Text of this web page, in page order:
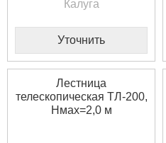
Калуга
Уточнить
Лестница
телескопическая ТЛ-200,
Нмах=2,0 м